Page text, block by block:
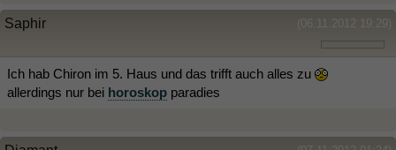
(06.11.2012 19:29)
Saphir
Ich hab Chiron im 5. Haus und das trifft auch alles zu
allerdings nur bei horoskop paradies